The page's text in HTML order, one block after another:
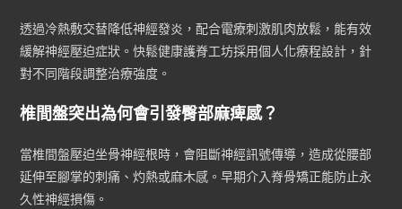
透過冷熱敷交替降低神經發炎，配合電療刺激肌肉放鬆，能有效
緩解神經壓迫症狀。快鬆健康護脊工坊採用個人化療程設計，針
對不同階段調整治療強度。
椎間盤突出為何會引發臀部麻痺感？
當椎間盤壓迫坐骨神經根時，會阻斷神經訊號傳導，造成從腰部
延伸至腳掌的刺痛、灼熱或麻木感。早期介入脊骨矯正能防止永
久性神經損傷。